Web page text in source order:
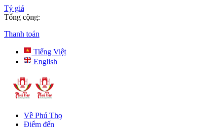
Tỷ giá
Tổng cộng:
Thanh toán
Tiếng Việt
English
Về Phú Thọ
Điểm đến